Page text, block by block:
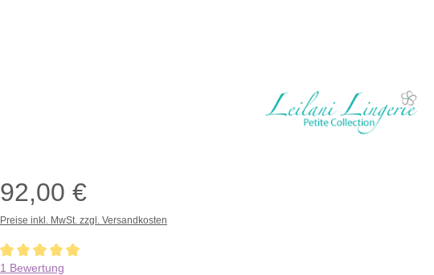
92,00 €
Preise inkl. MwSt. zzgl. Versandkosten
Durchschnittliche Bewertung von 5 von 5 Sternen
1 Bewertung